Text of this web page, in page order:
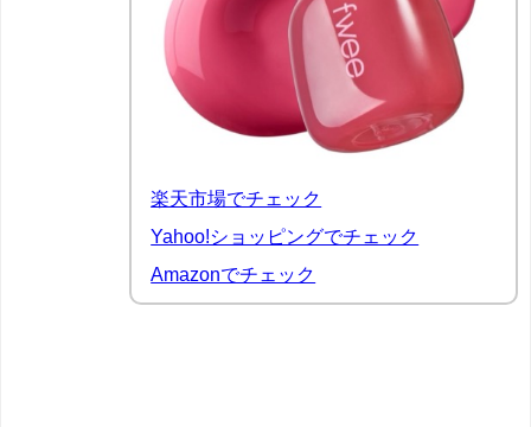
楽天市場でチェック
Yahoo!ショッピングでチェック
Amazonでチェック